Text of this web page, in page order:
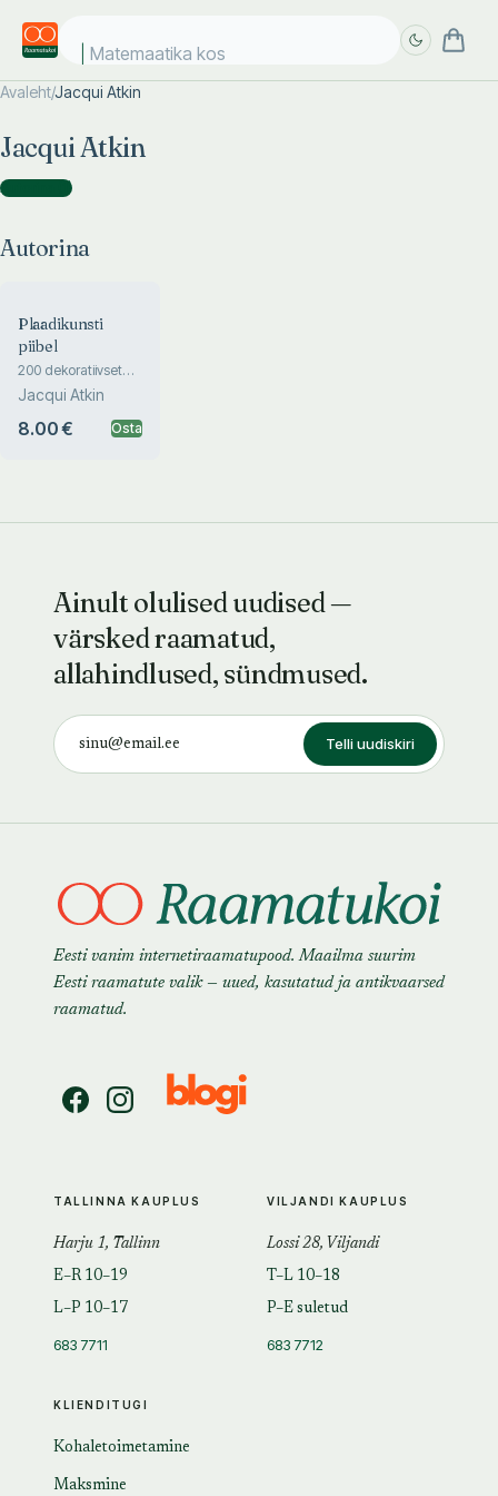
Matemaatika kosm
Avaleht/Jacqui Atkin
Jacqui Atkin
Autorina )
Autorina
Plaadikunsti
piibel
200 dekoratiivset
kujundust koos
täpsete juhiste ja
diagrammidega
Jacqui Atkin
8.00 € Osta
Ainult olulised uudised —
värsked raamatud,
allahindlused, sündmused.
Telli uudiskiri
Eesti vanim internetiraamatupood. Maailma suurim
Eesti raamatute valik — uued, kasutatud ja antikvaarsed
raamatud.
KLIENDITUGI
Kohaletoimetamine
Maksmine
TALLINNA KAUPLUS
Harju 1, Tallinn
E–R 10–19
L–P 10–17
683 7711
VILJANDI KAUPLUS
Lossi 28, Viljandi
T–L 10–18
P–E suletud
683 7712